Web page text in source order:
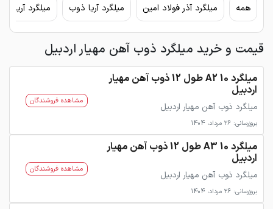
همه میلگرد آذر فولاد امین میلگرد آریا ذوب میلگرد آریان
قیمت و خرید میلگرد ذوب آهن مهیار اردبیل
میلگرد 10 A2 طول 12 ذوب آهن مهیار
اردبیل
میلگرد ذوب آهن مهیار اردبیل
بروزرسانی: 26 مرداد، 1404
مشاهده فروشندگان
میلگرد 10 A3 طول 12 ذوب آهن مهیار
اردبیل
میلگرد ذوب آهن مهیار اردبیل
بروزرسانی: 26 مرداد، 1404
مشاهده فروشندگان